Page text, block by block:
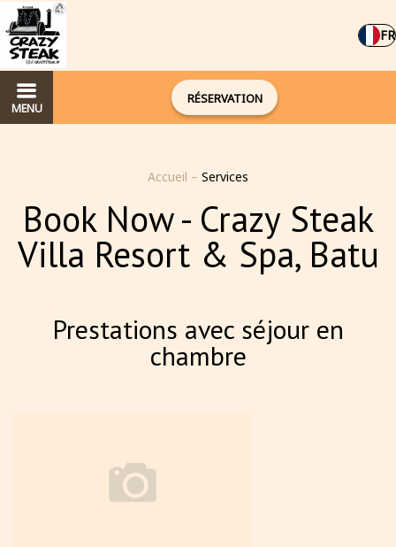
FR
MENU
RÉSERVATION
Accueil – Services
Book Now - Crazy Steak
Villa Resort & Spa, Batu
Prestations avec séjour en
chambre